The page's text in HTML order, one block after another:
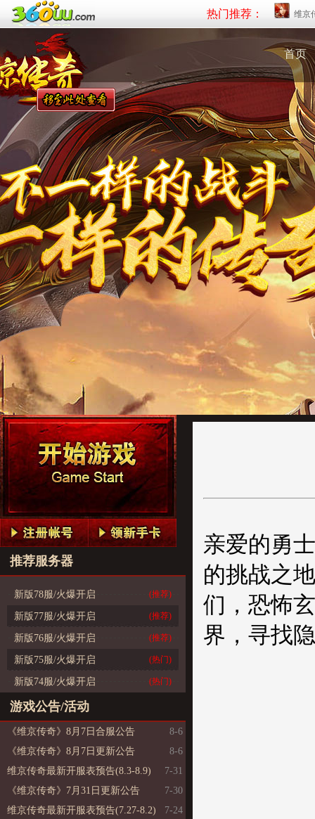
热门推荐： 维京
首页
推荐服务器
新版78服/火爆开启 (推荐)
新版77服/火爆开启 (推荐)
新版76服/火爆开启 (推荐)
新版75服/火爆开启 (热门)
新版74服/火爆开启 (热门)
游戏公告/活动
《维京传奇》8月7日合服公告
8-6
《维京传奇》8月7日更新公告
8-6
维京传奇最新开服表预告(8.3-8.9)
7-31
《维京传奇》7月31日更新公告
7-30
维京传奇最新开服表预告(7.27-8.2)
7-24
亲爱的勇
的挑战之
们，恐怖
界，寻找